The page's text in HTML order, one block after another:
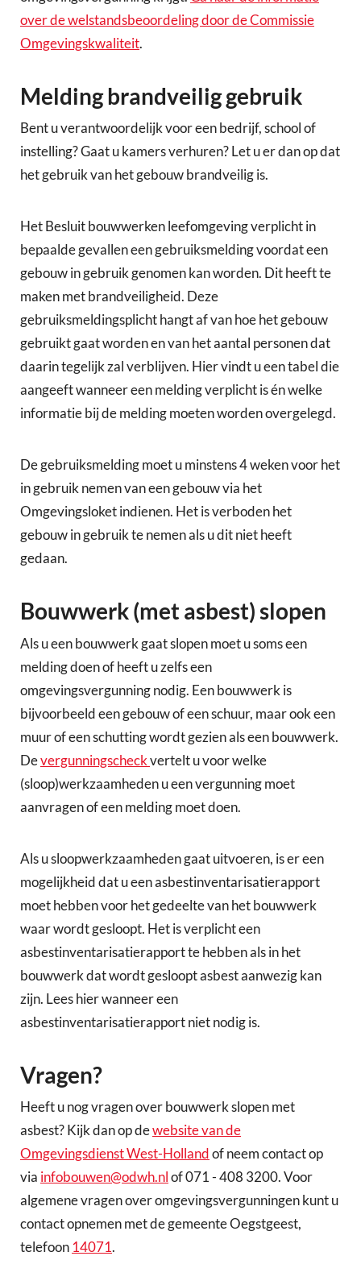
over de welstandsbeoordeling door de Commissie
Omgevingskwaliteit.
Melding brandveilig gebruik
Bent u verantwoordelijk voor een bedrijf, school of
instelling? Gaat u kamers verhuren? Let u er dan op dat
het gebruik van het gebouw brandveilig is.
Het Besluit bouwwerken leefomgeving verplicht in
bepaalde gevallen een gebruiksmelding voordat een
gebouw in gebruik genomen kan worden. Dit heeft te
maken met brandveiligheid. Deze
gebruiksmeldingsplicht hangt af van hoe het gebouw
gebruikt gaat worden en van het aantal personen dat
daarin tegelijk zal verblijven. Hier vindt u een tabel die
aangeeft wanneer een melding verplicht is én welke
informatie bij de melding moeten worden overgelegd.
De gebruiksmelding moet u minstens 4 weken voor het
in gebruik nemen van een gebouw via het
Omgevingsloket indienen. Het is verboden het
gebouw in gebruik te nemen als u dit niet heeft
gedaan.
Bouwwerk (met asbest) slopen
Als u een bouwwerk gaat slopen moet u soms een
melding doen of heeft u zelfs een
omgevingsvergunning nodig. Een bouwwerk is
bijvoorbeeld een gebouw of een schuur, maar ook een
muur of een schutting wordt gezien als een bouwwerk.
Devergunningscheckvertelt u voor welke
(sloop)werkzaamheden u een vergunning moet
aanvragen of een melding moet doen.
Als u sloopwerkzaamheden gaat uitvoeren, is er een
mogelijkheid dat u een asbestinventarisatierapport
moet hebben voor het gedeelte van het bouwwerk
waar wordt gesloopt. Het is verplicht een
asbestinventarisatierapport te hebben als in het
bouwwerk dat wordt gesloopt asbest aanwezig kan
zijn. Lees hier wanneer een
asbestinventarisatierapport niet nodig is.
Vragen?
Heeft u nog vragen over bouwwerk slopen met
asbest? Kijk dan op dewebsite van de
Omgevingsdienst West-Hollandof neem contact op
via infobouwen@odwh.nlof 071 - 408 3200. Voor
algemene vragen over omgevingsvergunningen kunt u
contact opnemen met de gemeente Oegstgeest,
telefoon 14071.